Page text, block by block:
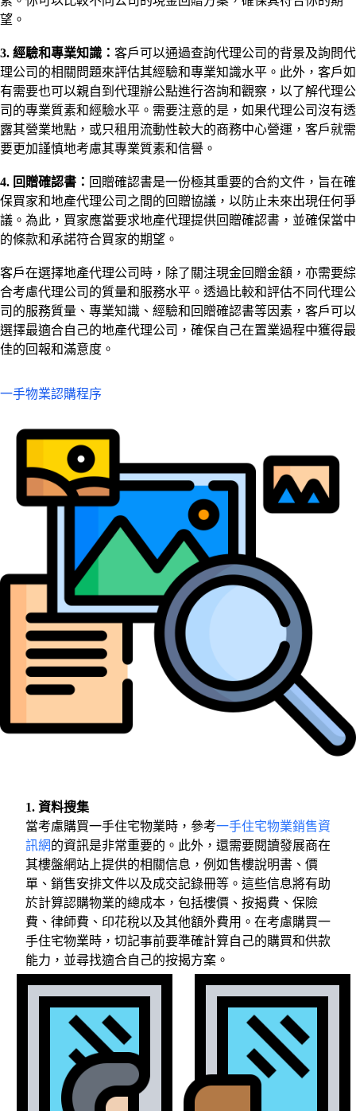
望。
3. 經驗和專業知識： 客戶可以通過查詢代理公司的背景及詢問代
理公司的相關問題來評估其經驗和專業知識水平。此外，客戶如
有需要也可以親自到代理辦公點進行咨詢和觀察，以了解代理公
司的專業質素和經驗水平。需要注意的是，如果代理公司沒有透
露其營業地點，或只租用流動性較大的商務中心營運，客戶就需
要更加謹慎地考慮其專業質素和信譽。
4. 回贈確認書： 回贈確認書是一份極其重要的合約文件，旨在確
保買家和地產代理公司之間的回贈協議，以防止未來出現任何爭
議。為此，買家應當要求地產代理提供回贈確認書，並確保當中
的條款和承諾符合買家的期望。
客戶在選擇地產代理公司時，除了關注現金回贈金額，亦需要綜
合考慮代理公司的質量和服務水平。透過比較和評估不同代理公
司的服務質量、專業知識、經驗和回贈確認書等因素，客戶可以
選擇最適合自己的地產代理公司，確保自己在置業過程中獲得最
佳的回報和滿意度。
一手物業認購程序
1. 資料搜集
當考慮購買一手住宅物業時，參考一手住宅物業銷售資
訊網的資訊是非常重要的。此外，還需要閱讀發展商在
其樓盤網站上提供的相關信息，例如售樓說明書、價
單、銷售安排文件以及成交記錄冊等。這些信息將有助
於計算認購物業的總成本，包括樓價、按揭費、保險
費、律師費、印花稅以及其他額外費用。在考慮購買一
手住宅物業時，切記事前要準確計算自己的購買和供款
能力，並尋找適合自己的按揭方案。